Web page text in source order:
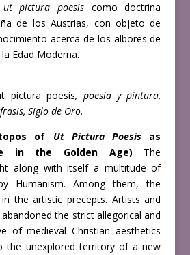
ut pictura poesis como doctrina
de los Austrias, con objeto de
acerca de los albores de
Edad Moderna.
pictura poesis, poesía y pintura,
Siglo de Oro.
of Ut Pictura Poesis as
in the Golden Age) The
along with itself a multitude of
Humanism. Among them, the
the artistic precepts. Artists and
the strict allegorical and
of medieval Christian aesthetics
the unexplored territory of a new